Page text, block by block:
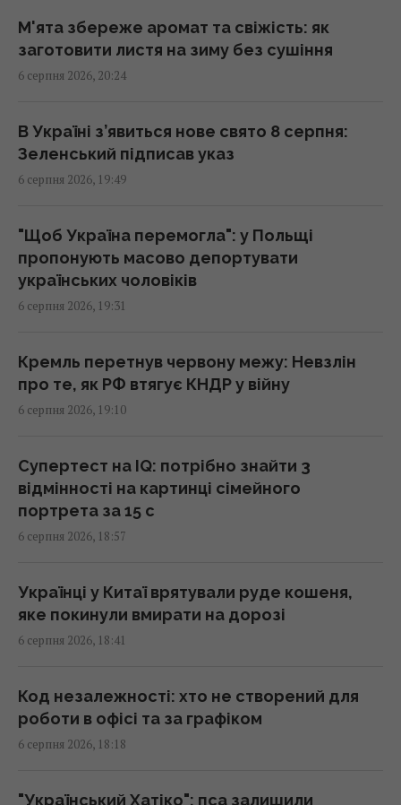
У Польщі заговорили про можливість
перехоплення російських ракет над
19:35 четвер, 06 серпня 2026
Люди, які народилися в ці місяці,
19:30 четвер, 06 серпня 2026
В Україні розподіляти електроенергію
будуть по-новому: Шмигаль розкрив деталі
Супутник Сатурна обертається настільки
повільно, що його доба триває майже 16
18:57 четвер, 06 серпня 2026
Захід проігнорував прохання Києва про
термінові поставки зенітних ракет, - NYT
Зустріч із "відьмою" змінила все: зірка 2000-
х вперше розкрила, чому зникла зі сцени
Румунія змінює течію Дунаю: для чого вона
це робить
М'ята збереже аромат та свіжість: як
заготовити листя на зиму без сушіння
6 серпня 2026, 20:24
В Україні з’явиться нове свято 8 серпня:
Зеленський підписав указ
6 серпня 2026, 19:49
"Щоб Україна перемогла": у Польщі
пропонують масово депортувати
українських чоловіків
6 серпня 2026, 19:31
Кремль перетнув червону межу: Невзлін
про те, як РФ втягує КНДР у війну
6 серпня 2026, 19:10
Супертест на IQ: потрібно знайти 3
відмінності на картинці сімейного
портрета за 15 с
6 серпня 2026, 18:57
Українці у Китаї врятували руде кошеня,
яке покинули вмирати на дорозі
6 серпня 2026, 18:41
Код незалежності: хто не створений для
роботи в офісі та за графіком
6 серпня 2026, 18:18
"Український Хатіко": пса залишили